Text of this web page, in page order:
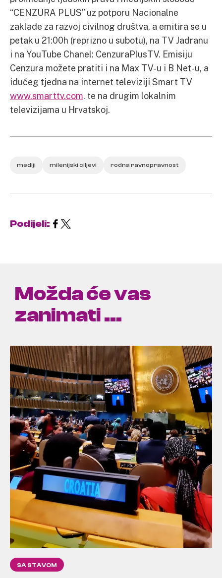
“CENZURA PLUS” uz potporu Nacionalne
zaklade za razvoj civilnog društva, a emitira se u
petak u 21:00h (reprizno u subotu), na TV Jadranu
i na YouTube Chanel: CenzuraPlusTV. Emisiju
Cenzura možete pratiti i na Max TV-u i B Net-u, a
idućeg tjedna na internet televiziji Smart TV
www.smarttv.com. te na drugim lokalnim
televizijama u Hrvatskoj.
mediji milenijski ciljevi rodna ravnopravnost
Podijeli:
Možda će vas
zanimati ...
SA STAVOM